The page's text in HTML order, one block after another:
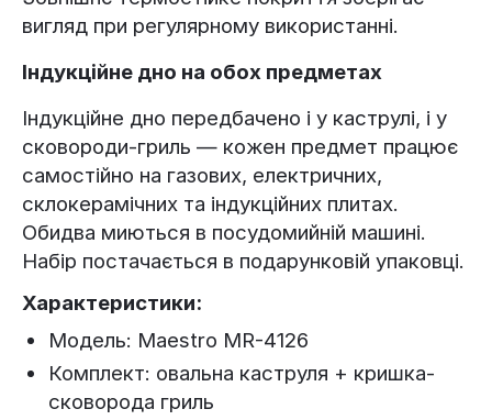
вигляд при регулярному використанні.
Індукційне дно на обох предметах
Індукційне дно передбачено і у каструлі, і у
сковороди-гриль — кожен предмет працює
самостійно на газових, електричних,
склокерамічних та індукційних плитах.
Обидва миються в посудомийній машині.
Набір постачається в подарунковій упаковці.
Характеристики:
Модель: Maestro MR-4126
Комплект: овальна каструля + кришка-
сковорода гриль